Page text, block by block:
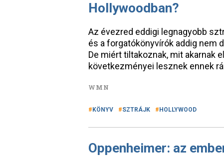
Hollywoodban?
Az évezred eddigi legnagyobb
és a forgatókönyvírók addig nem
De miért tiltakoznak, mit akarnak
következményei lesznek ennek
WMN
KÖNYV SZTRÁJK HOLLYWOOD
Oppenheimer: az